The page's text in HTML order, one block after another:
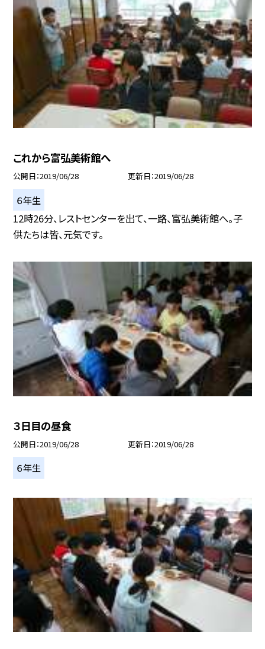
これから富弘美術館へ
公開日 2019/06/28 更新日 2019/06/28
６年生
12時26分、レストセンターを出て、一路、富弘美術館へ。子
供たちは皆、元気です。
３日目の昼食
公開日 2019/06/28 更新日 2019/06/28
６年生